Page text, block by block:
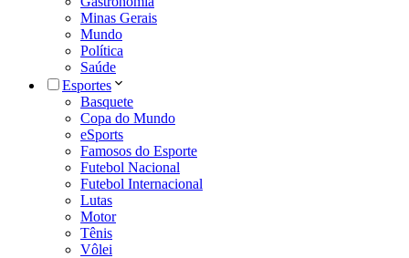
Minas Gerais
Mundo
Política
Saúde
Esportes
Basquete
Copa do Mundo
eSports
Famosos do Esporte
Futebol Nacional
Futebol Internacional
Lutas
Motor
Tênis
Vôlei